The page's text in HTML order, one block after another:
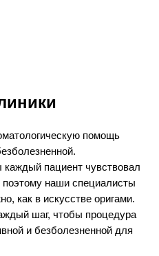
помощь
пациент чувствовал
наши специалисты
как в искусстве оригами.
шаг, чтобы процедура
и безболезненной для